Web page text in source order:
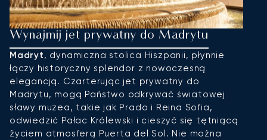
Wynajmij jet prywatny do Madrytu
Madryt, dynamiczna stolica Hiszpanii, płynnie
łączy historyczny splendor z nowoczesną
elegancją. Czarterując jet prywatny do
Madrytu, mogą Państwo odkrywać światowej
sławy muzea, takie jak Prado i Reina Sofia,
odwiedzić Pałac Królewski i cieszyć się tętniącą
życiem atmosferą Puerta del Sol. Nie można